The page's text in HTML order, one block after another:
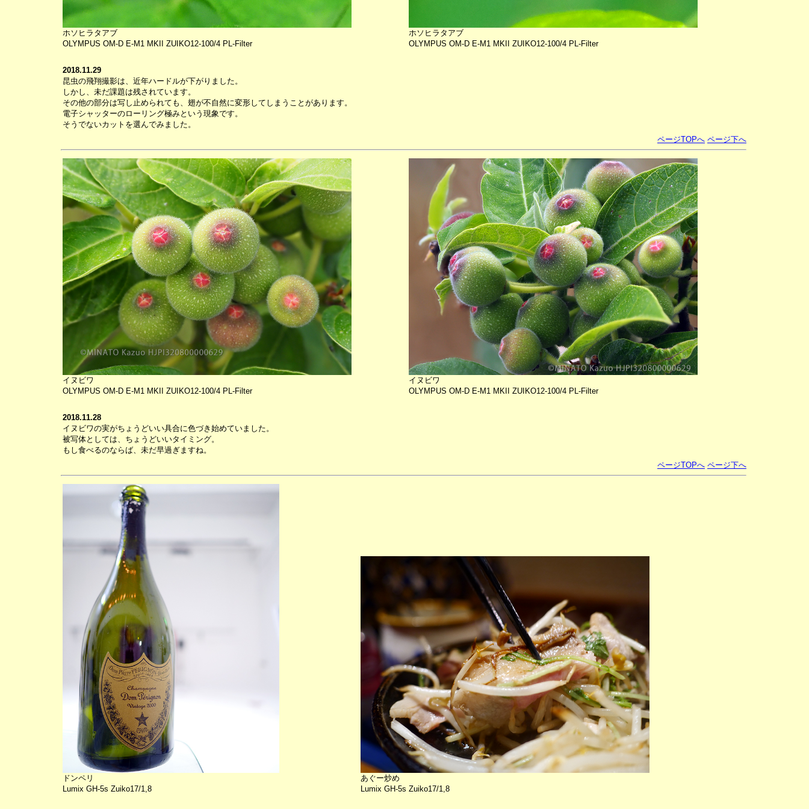
ホソヒラタアブ
OLYMPUS OM-D E-M1 MKII ZUIKO12-100/4 PL-Filter
ホソヒラタアブ
OLYMPUS OM-D E-M1 MKII ZUIKO12-100/4 PL-Filter
2018.11.29
昆虫の飛翔撮影は、近年ハードルが下がりました。
しかし、未だ課題は残されています。
その他の部分は写し止められても、翅が不自然に変形してしまうことがあります。
電子シャッターのローリング極みという現象です。
そうでないカットを選んでみました。
ページTOPへ ページ下へ
イヌビワ
OLYMPUS OM-D E-M1 MKII ZUIKO12-100/4 PL-Filter
イヌビワ
OLYMPUS OM-D E-M1 MKII ZUIKO12-100/4 PL-Filter
2018.11.28
イヌビワの実がちょうどいい具合に色づき始めていました。
被写体としては、ちょうどいいタイミング。
もし食べるのならば、未だ早過ぎますね。
ページTOPへ ページ下へ
ドンペリ
Lumix GH-5s Zuiko17/1,8
あぐー炒め
Lumix GH-5s Zuiko17/1,8